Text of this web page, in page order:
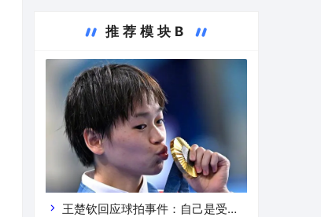
推荐模块B
王楚钦回应球拍事件：自己是受害